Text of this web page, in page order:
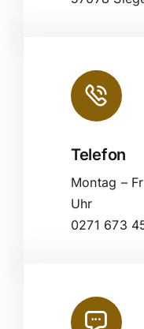
Telefon
Montag –
Uhr
0271 673